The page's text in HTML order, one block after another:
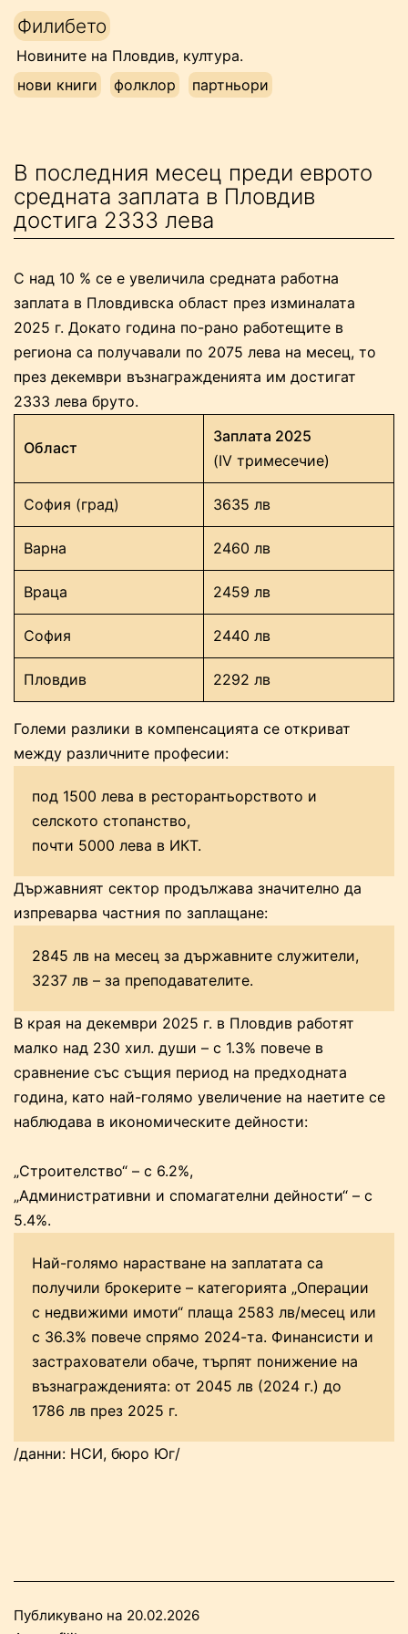
Напред
към
съдържанието
Филибето
Новините на Пловдив, култура.
нови книги
фолклор партньори
В последния месец преди еврото
средната заплата в Пловдив
достига 2333 лева
С над 10 % се е увеличила средната работна
заплата в Пловдивска област през изминалата
2025 г. Докато година по-рано работещите в
региона са получавали по 2075 лева на месец, то
през декември възнагражденията им достигат
2333 лева бруто.
Област
Заплата 2025
(IV тримесечие)
София (град) 3635 лв
Варна 2460 лв
Враца 2459 лв
София 2440 лв
Пловдив 2292 лв
Големи разлики в компенсацията се откриват
между различните професии:
под 1500 лева в ресторантьорството и
селското стопанство,
почти 5000 лева в ИКТ.
Държавният сектор продължава значително да
изпреварва частния по заплащане:
2845 лв на месец за държавните служители,
3237 лв – за преподавателите.
В края на декември 2025 г. в Пловдив работят
малко над 230 хил. души – с 1.3% повече в
сравнение със същия период на предходната
година, като най-голямо увеличение на наетите се
наблюдава в икономическите дейности:
„Строителство“ – с 6.2%,
„Административни и спомагателни дейности“ – с
5.4%.
Най-голямо нарастване на заплатата са
получили брокерите – категорията „Операции
с недвижими имоти“ плаща 2583 лв/месец или
с 36.3% повече спрямо 2024-та. Финансисти и
застрахователи обаче, търпят понижение на
възнагражденията: от 2045 лв (2024 г.) до
1786 лв през 2025 г.
/данни: НСИ, бюро Юг/
Публикувано на 20.02.2026